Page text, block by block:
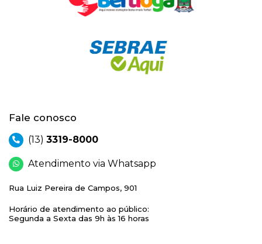
Fale conosco
(13) 3319-8000
Atendimento via Whatsapp
Rua Luiz Pereira de Campos, 901
Horário de atendimento ao público:
Segunda a Sexta das 9h às 16 horas